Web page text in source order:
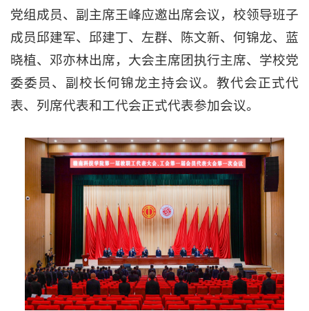
党组成员、副主席王峰应邀出席会议，校领导班子
成员邱建军、邱建丁、左群、陈文新、何锦龙、蓝
晓植、邓亦林出席，大会主席团执行主席、学校党
委委员、副校长何锦龙主持会议。教代会正式代
表、列席代表和工代会正式代表参加会议。